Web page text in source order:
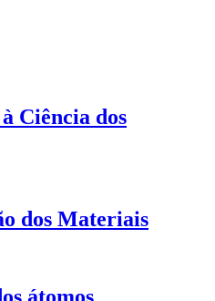
Ciência dos
dos Materiais